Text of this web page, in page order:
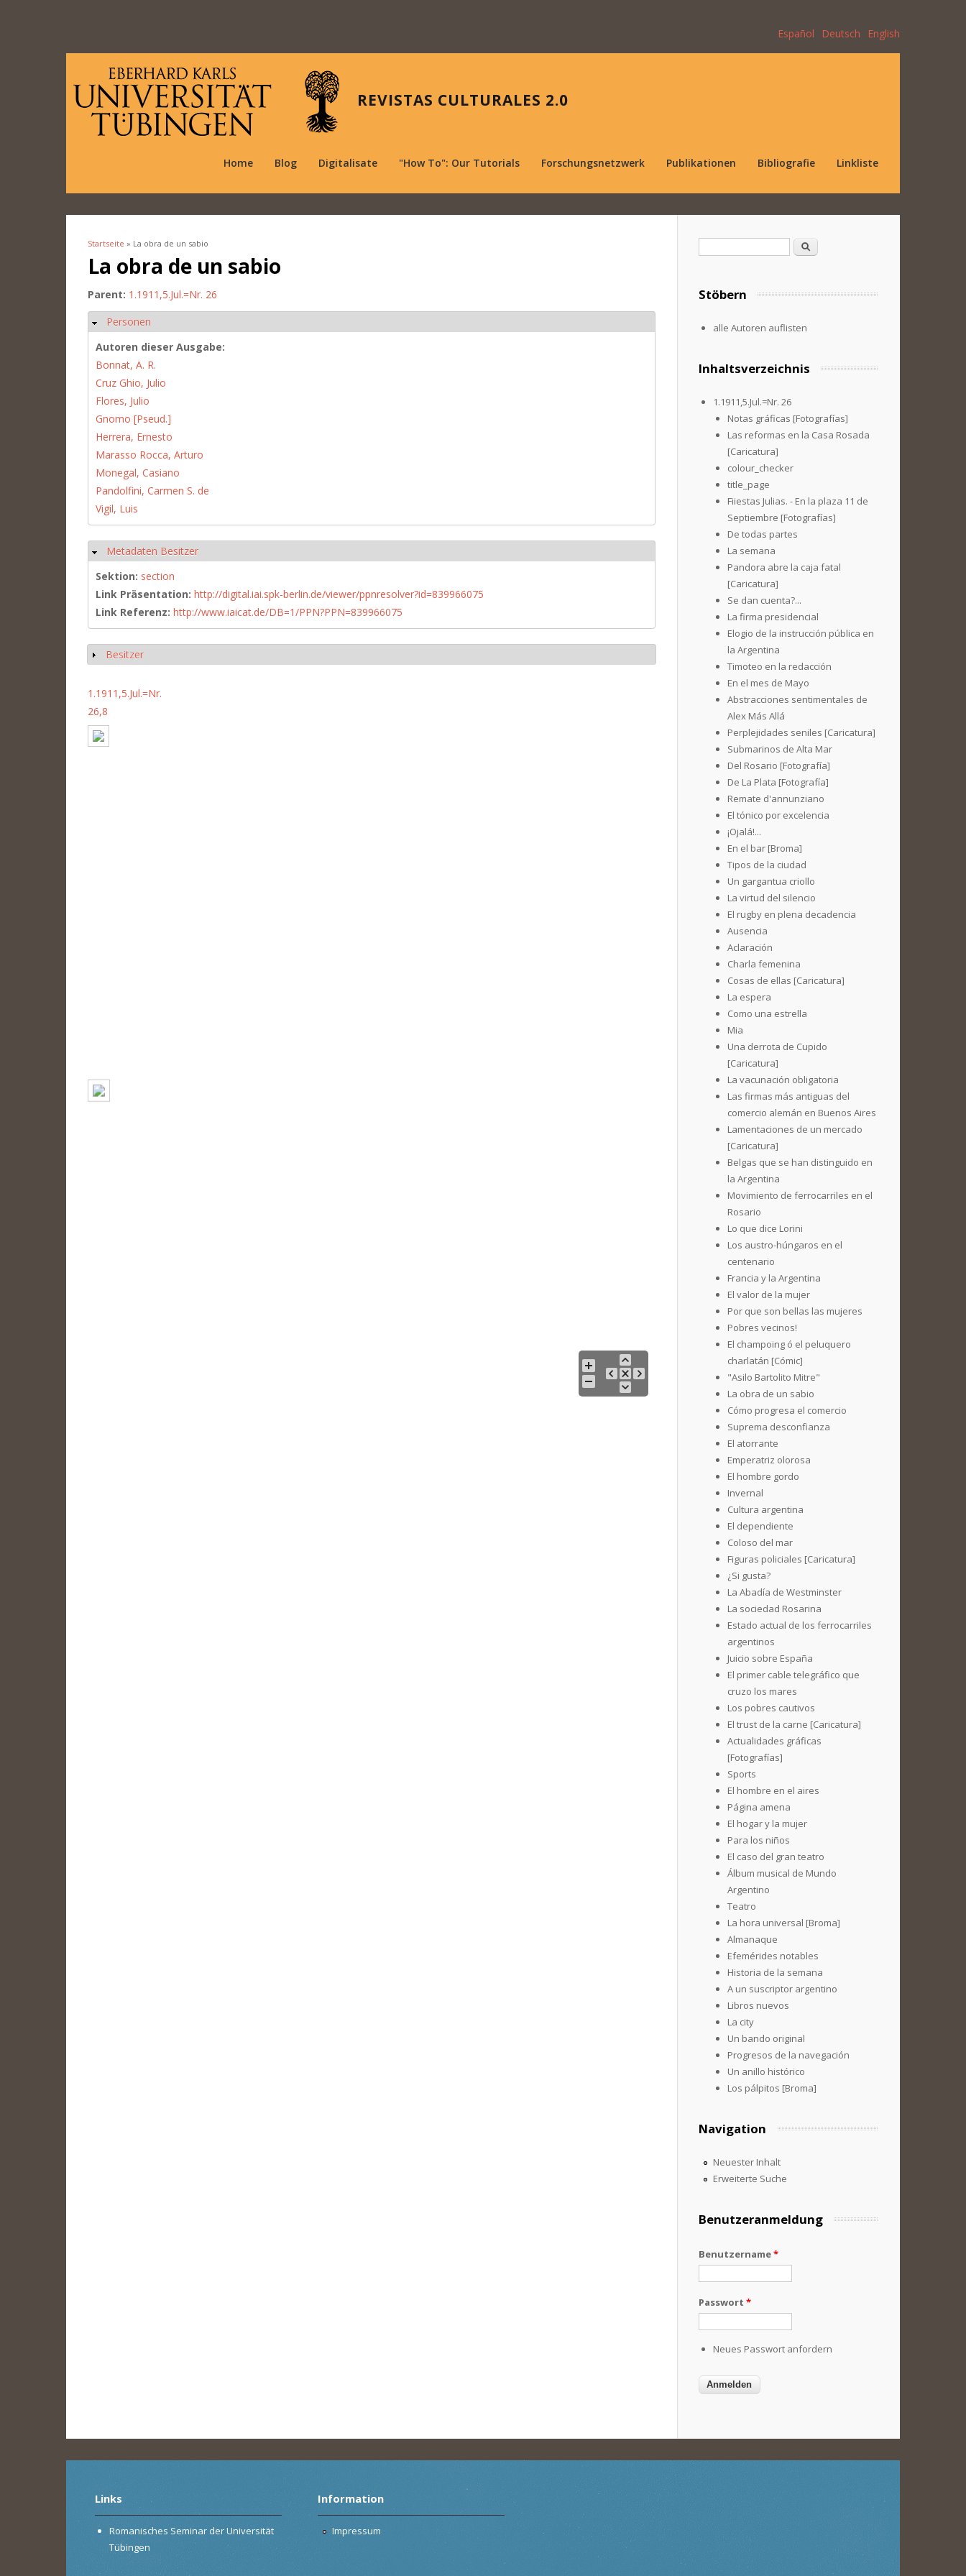
Español Deutsch English
REVISTAS CULTURALES 2.0
Home Blog Digitalisate "How To": Our Tutorials Forschungsnetzwerk Publikationen Bibliografie Linkliste
Sie sind hier
Startseite » La obra de un sabio
La obra de un sabio
Parent: 1.1911,5.Jul.=Nr. 26
Ausblenden
Personen
Autoren dieser Ausgabe:
Bonnat, A. R.
Cruz Ghio, Julio
Flores, Julio
Gnomo [Pseud.]
Herrera, Ernesto
Marasso Rocca, Arturo
Monegal, Casiano
Pandolfini, Carmen S. de
Vigil, Luis
Ausblenden
Metadaten Besitzer
Sektion: section
Link Präsentation: http://digital.iai.spk-berlin.de/viewer/ppnresolver?id=839966075
Link Referenz: http://www.iaicat.de/DB=1/PPN?PPN=839966075
Anzeigen
Besitzer
1.1911,5.Jul.=Nr.
26,8
Suche
Stöbern
alle Autoren auflisten
Inhaltsverzeichnis
1.1911,5.Jul.=Nr. 26
Notas gráficas [Fotografías]
Las reformas en la Casa Rosada
[Caricatura]
colour_checker
title_page
Fiiestas Julias. - En la plaza 11 de
Septiembre [Fotografías]
De todas partes
La semana
Pandora abre la caja fatal
[Caricatura]
Se dan cuenta?...
La firma presidencial
Elogio de la instrucción pública en
la Argentina
Timoteo en la redacción
En el mes de Mayo
Abstracciones sentimentales de
Alex Más Allá
Perplejidades seniles [Caricatura]
Submarinos de Alta Mar
Del Rosario [Fotografía]
De La Plata [Fotografía]
Remate d'annunziano
El tónico por excelencia
¡Ojalá!...
En el bar [Broma]
Tipos de la ciudad
Un gargantua criollo
La virtud del silencio
El rugby en plena decadencia
Ausencia
Aclaración
Charla femenina
Cosas de ellas [Caricatura]
La espera
Como una estrella
Mia
Una derrota de Cupido
[Caricatura]
La vacunación obligatoria
Las firmas más antiguas del
comercio alemán en Buenos Aires
Lamentaciones de un mercado
[Caricatura]
Belgas que se han distinguido en
la Argentina
Movimiento de ferrocarriles en el
Rosario
Lo que dice Lorini
Los austro-húngaros en el
centenario
Francia y la Argentina
El valor de la mujer
Por que son bellas las mujeres
Pobres vecinos!
El champoing ó el peluquero
charlatán [Cómic]
"Asilo Bartolito Mitre"
La obra de un sabio
Cómo progresa el comercio
Suprema desconfianza
El atorrante
Emperatriz olorosa
El hombre gordo
Invernal
Cultura argentina
El dependiente
Coloso del mar
Figuras policiales [Caricatura]
¿Si gusta?
La Abadía de Westminster
La sociedad Rosarina
Estado actual de los ferrocarriles
argentinos
Juicio sobre España
El primer cable telegráfico que
cruzo los mares
Los pobres cautivos
El trust de la carne [Caricatura]
Actualidades gráficas
[Fotografías]
Sports
El hombre en el aires
Página amena
El hogar y la mujer
Para los niños
El caso del gran teatro
Álbum musical de Mundo
Argentino
Teatro
La hora universal [Broma]
Almanaque
Efemérides notables
Historia de la semana
A un suscriptor argentino
Libros nuevos
La city
Un bando original
Progresos de la navegación
Un anillo histórico
Los pálpitos [Broma]
Navigation
Neuester Inhalt
Erweiterte Suche
Benutzeranmeldung
Benutzername*
Passwort *
Neues Passwort anfordern
Links
Romanisches Seminar der Universität
Tübingen
Information
Impressum